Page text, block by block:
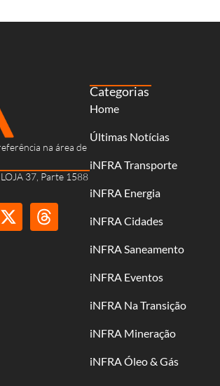
na área de
37, Parte 1588
Categorias
Home
Últimas Notícias
iNFRA Transporte
iNFRA Energia
iNFRA Cidades
iNFRA Saneamento
iNFRA Eventos
iNFRA Na Transição
iNFRA Mineração
iNFRA Óleo & Gás